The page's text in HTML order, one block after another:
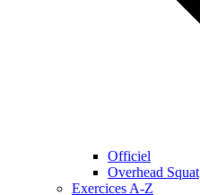
Officiel
Overhead Squat
Exercices A-Z